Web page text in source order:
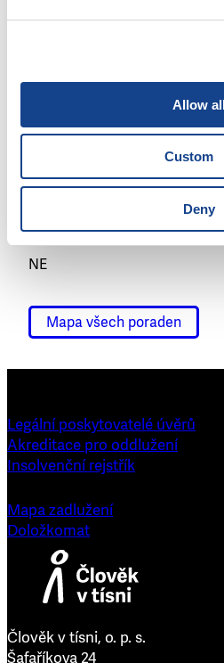
Allow
Custom
Deny
Socioekonomicky
Forma práce:
Bezbariérový
NE
Mapa všech poraden
Legální poskytovatelé úvěrů
Akreditace pro oddlužení
Insolvenční rejstřík
Mapa zadlužení
Doložkomat
Člověk v tísni, o. p. s.
Šafaříkova 24